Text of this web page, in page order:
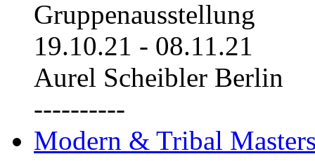
Gruppenausstellung
19.10.21 - 08.11.21
Aurel Scheibler Berlin
----------
Modern & Tribal